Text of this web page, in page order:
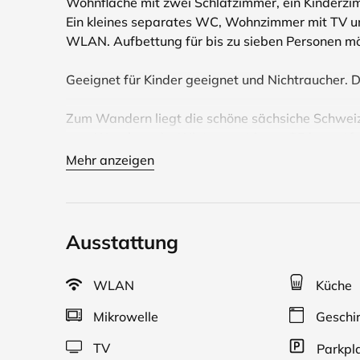
Ein kleines separates WC, Wohnzimmer mit TV
WLAN. Aufbettung für bis zu sieben Personen
Geeignet für Kinder geeignet und Nichtraucher.
Zum Wandern liegt die schöne sächsiche
Auto oder der Müglitztalbahn in 30 Minuten
Mehr anzeigen
Ausstattung
WLAN Küche
Mikrowelle
TV